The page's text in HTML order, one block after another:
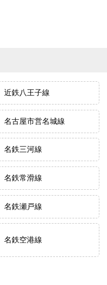
近鉄八王子線
名古屋市営名城線
名鉄三河線
名鉄常滑線
名鉄瀬戸線
名鉄空港線